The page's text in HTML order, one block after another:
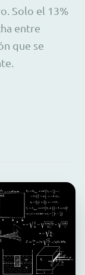
Solo el 13%
entre
que se